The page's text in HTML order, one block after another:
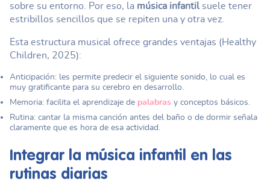
sobre su entorno. Por eso, la música infantil suele tener
estribillos sencillos que se repiten una y otra vez.
Esta estructura musical ofrece grandes ventajas (Healthy
Children, 2025):
Anticipación: les permite predecir el siguiente sonido, lo cual es
muy gratificante para su cerebro en desarrollo.
Memoria: facilita el aprendizaje de palabras y conceptos básicos.
Rutina: cantar la misma canción antes del baño o de dormir señala
claramente que es hora de esa actividad.
Integrar la música infantil en las
rutinas diarias